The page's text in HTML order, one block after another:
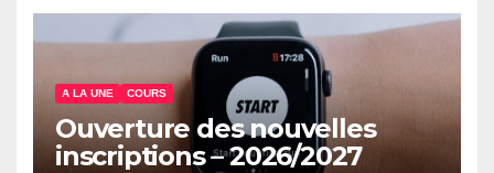
A LA UNE COURS
Ouverture des nouvelles
inscriptions – 2026/2027